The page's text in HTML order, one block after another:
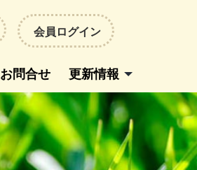
会員ログイン
お問合せ 更新情報